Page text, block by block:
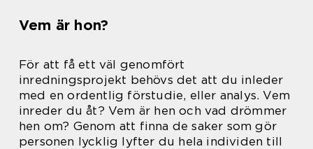
Vem är hon?
För att få ett väl genomfört
inredningsprojekt behövs det att du inleder
med en ordentlig förstudie, eller analys. Vem
inreder du åt? Vem är hen och vad drömmer
hen om? Genom att finna de saker som gör
personen lycklig lyfter du hela individen till